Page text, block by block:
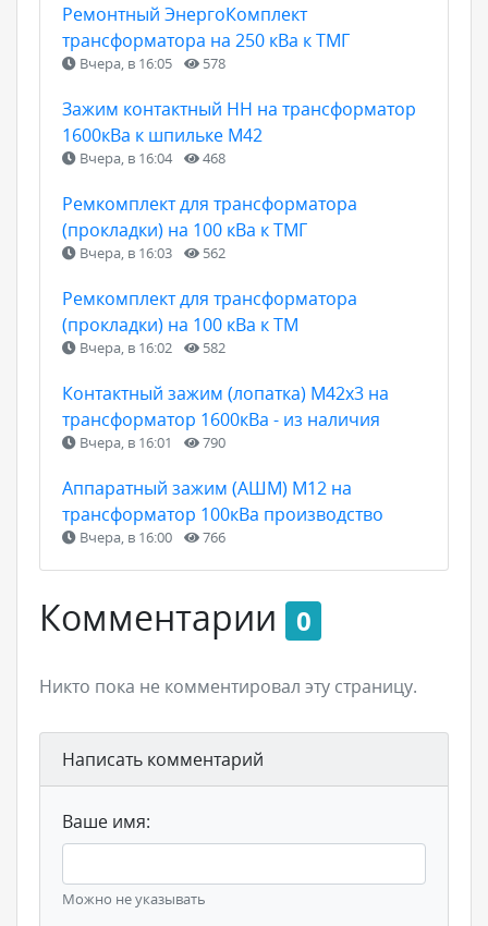
Ремонтный ЭнергоКомплект
трансформатора на 250 кВа к ТМГ
Вчера, в 16:05 578
Зажим контактный НН на трансформатор
1600кВа к шпильке М42
Вчера, в 16:04 468
Ремкомплект для трансформатора
(прокладки) на 100 кВа к ТМГ
Вчера, в 16:03 562
Ремкомплект для трансформатора
(прокладки) на 100 кВа к ТМ
Вчера, в 16:02 582
Контактный зажим (лопатка) М42х3 на
трансформатор 1600кВа - из наличия
Вчера, в 16:01 790
Аппаратный зажим (АШМ) М12 на
трансформатор 100кВа производство
Вчера, в 16:00 766
Комментарии 0
Никто пока не комментировал эту страницу.
Написать комментарий
Ваше имя:
Можно не указывать